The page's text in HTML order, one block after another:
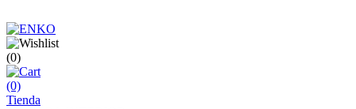
(0)
(0)
Tienda